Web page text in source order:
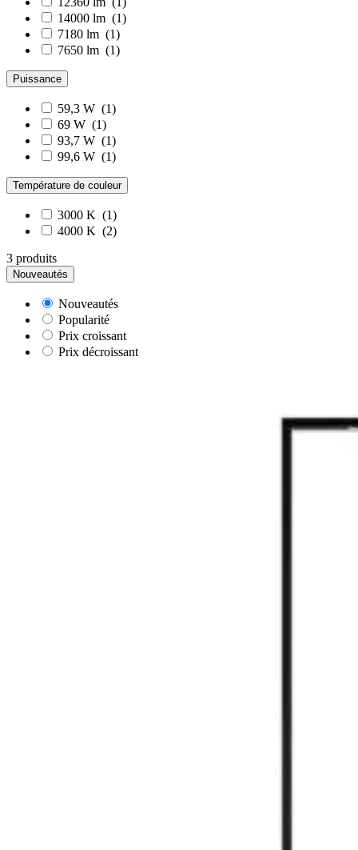
14000 lm (1)
7180 lm (1)
7650 lm (1)
Puissance
59,3 W (1)
69 W (1)
93,7 W (1)
99,6 W (1)
Température de couleur
3000 K (1)
4000 K (2)
3 produits
Nouveautés
Nouveautés
Popularité
Prix croissant
Prix décroissant